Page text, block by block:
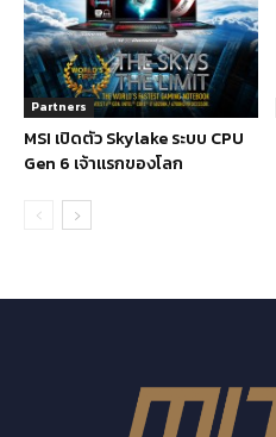
Partners
MSI เปิดตัว Skylake ระบบ CPU
Gen 6 เจ้าแรกของโลก